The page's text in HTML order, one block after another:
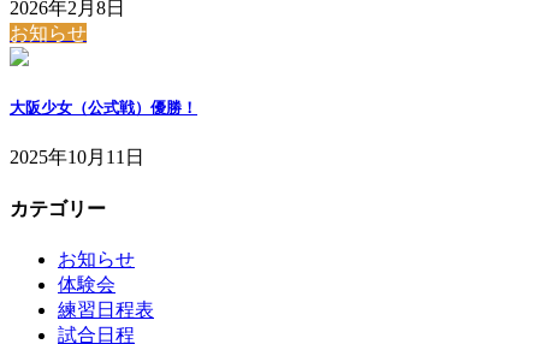
2026年2月8日
お知らせ
大阪少女（公式戦）優勝！
2025年10月11日
カテゴリー
お知らせ
体験会
練習日程表
試合日程